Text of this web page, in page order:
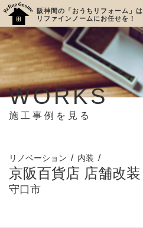
阪神間の「おうちリフォーム」は
リファインノームにお任せを！
WORKS
施工事例を見る
リノベーション 内装
京阪百貨店 店舗改装
守口市